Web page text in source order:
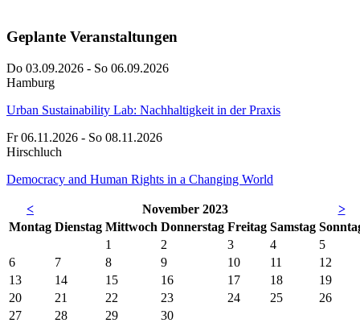
Geplante Veranstaltungen
Do 03.09.2026 - So 06.09.2026
Hamburg
Urban Sustainability Lab: Nachhaltigkeit in der Praxis
Fr 06.11.2026 - So 08.11.2026
Hirschluch
Democracy and Human Rights in a Changing World
< November 2023
>
Montag Dienstag Mittwoch Donnerstag Freitag Samstag So
1
2 3 4
5
6
7 8 9 10 11
12
13
14 15 16 17 18
19
20
21 22 23 24 25
26
27
28 29
30